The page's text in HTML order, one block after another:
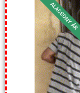
ALACSONY ÁR